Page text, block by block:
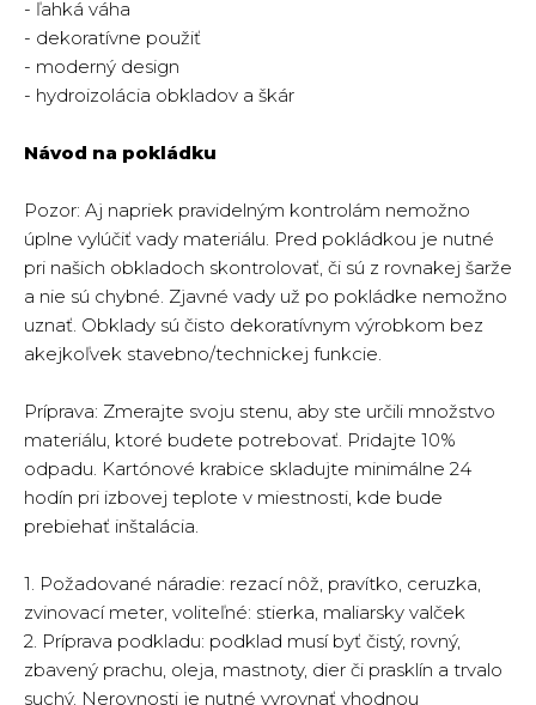
- ľahká váha
- dekoratívne použiť
- moderný design
- hydroizolácia obkladov a škár
Návod na pokládku
Pozor: Aj napriek pravidelným kontrolám nemožno
úplne vylúčiť vady materiálu. Pred pokládkou je nutné
pri našich obkladoch skontrolovať, či sú z rovnakej šarže
a nie sú chybné. Zjavné vady už po pokládke nemožno
uznať. Obklady sú čisto dekoratívnym výrobkom bez
akejkoľvek stavebno/technickej funkcie.
Príprava: Zmerajte svoju stenu, aby ste určili množstvo
materiálu, ktoré budete potrebovať. Pridajte 10%
odpadu. Kartónové krabice skladujte minimálne 24
hodín pri izbovej teplote v miestnosti, kde bude
prebiehať inštalácia.
1. Požadované náradie: rezací nôž, pravítko, ceruzka,
zvinovací meter, voliteľné: stierka, maliarsky valček
2. Príprava podkladu: podklad musí byť čistý, rovný,
zbavený prachu, oleja, mastnoty, dier či prasklín a trvalo
suchý. Nerovnosti je nutné vyrovnať vhodnou